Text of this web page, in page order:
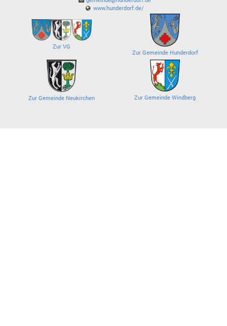
www.hunderdorf.de/
Zur VG
Zur Gemeinde Hunderdorf
Zur Gemeinde Neukirchen Zur Gemeinde Windberg